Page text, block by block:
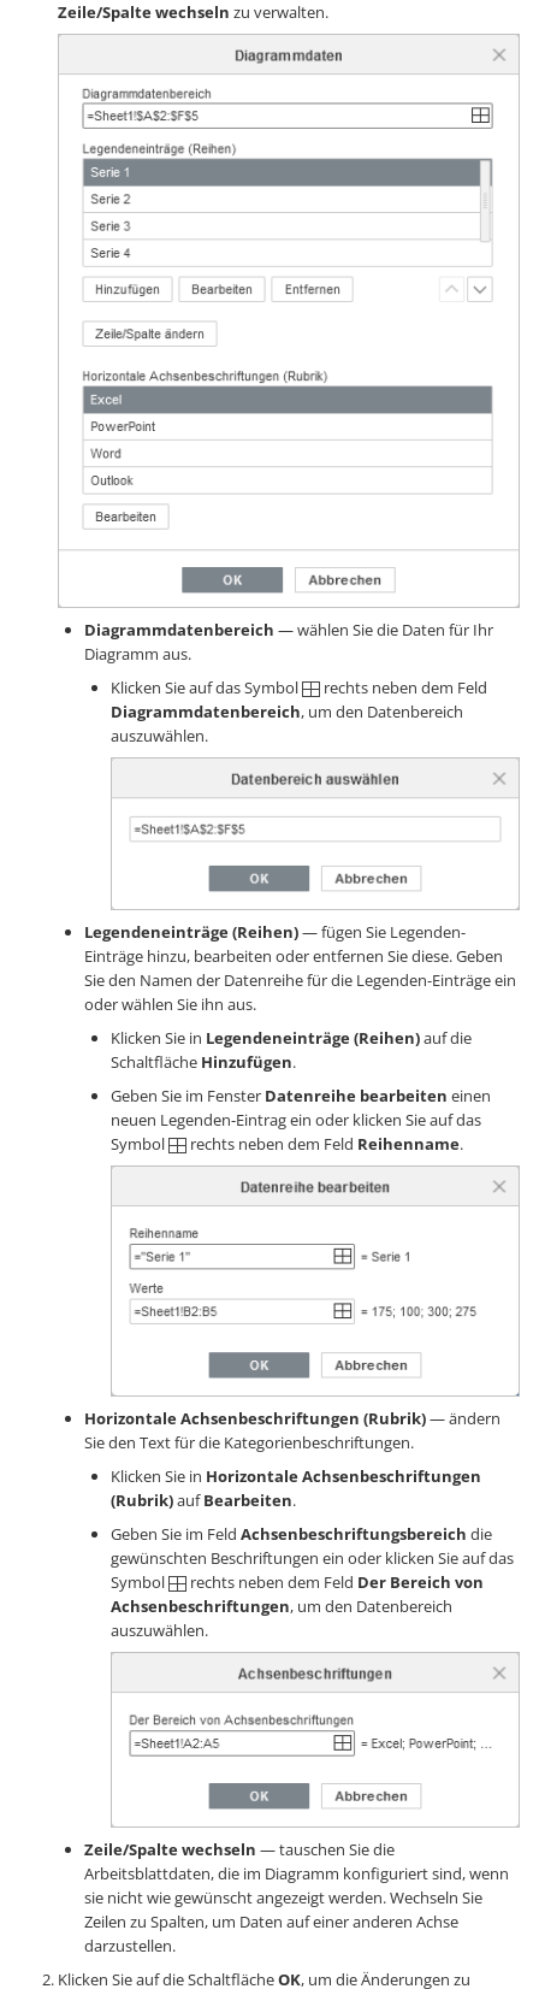
Zeile/Spalte wechseln zu verwalten.
Diagrammdatenbereich — wählen Sie die Daten für Ihr
Diagramm aus.
Klicken Sie auf das Symbol
rechts neben dem Feld
Diagrammdatenbereich, um den Datenbereich
auszuwählen.
Legendeneinträge (Reihen)— fügen Sie Legenden-
Einträge hinzu, bearbeiten oder entfernen Sie diese. Geben
Sie den Namen der Datenreihe für die Legenden-Einträge ein
oder wählen Sie ihn aus.
Klicken Sie in Legendeneinträge (Reihen)auf die
Schaltfläche Hinzufügen.
Geben Sie im Fenster Datenreihe bearbeiten einen
neuen Legenden-Eintrag ein oder klicken Sie auf das
Symbol
rechts neben dem Feld Reihenname.
Horizontale Achsenbeschriftungen (Rubrik)— ändern
Sie den Text für die Kategorienbeschriftungen.
Klicken Sie in Horizontale Achsenbeschriftungen
(Rubrik)aufBearbeiten.
Geben Sie im Feld Achsenbeschriftungsbereich die
gewünschten Beschriftungen ein oder klicken Sie auf das
Symbol
rechts neben dem Feld Der Bereich von
Achsenbeschriftungen, um den Datenbereich
auszuwählen.
Zeile/Spalte wechseln — tauschen Sie die
Arbeitsblattdaten, die im Diagramm konfiguriert sind, wenn
sie nicht wie gewünscht angezeigt werden. Wechseln Sie
Zeilen zu Spalten, um Daten auf einer anderen Achse
darzustellen.
Klicken Sie auf die SchaltflächeOK, um die Änderungen zu